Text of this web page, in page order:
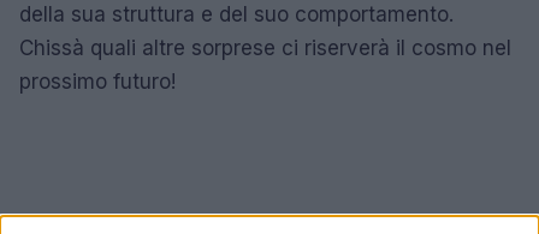
della sua struttura e del suo comportamento.
Chissà quali altre sorprese ci riserverà il cosmo nel
prossimo futuro!